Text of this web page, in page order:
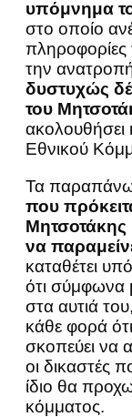
υπόμνημα
στο οποίο
πληροφορίες
την
δυστυχώς
του
ακολουθήσει
Εθνικού
Τα
που
Μητσοτάκης
να
καταθέτει
ότι σύμφωνα
στα αυτιά
κάθε φορά
σκοπεύει να
οι δικαστές
ίδιο θα
κόμματος.